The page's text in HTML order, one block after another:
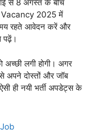
से 8 अगस्त के बीच
Vacancy 2025 में
रहते आवेदन करें और
पढ़ें।
अच्छी लगी होगी। अगर
अपने दोस्तों और जॉब
ही नयी भर्ती अपडेट्स के